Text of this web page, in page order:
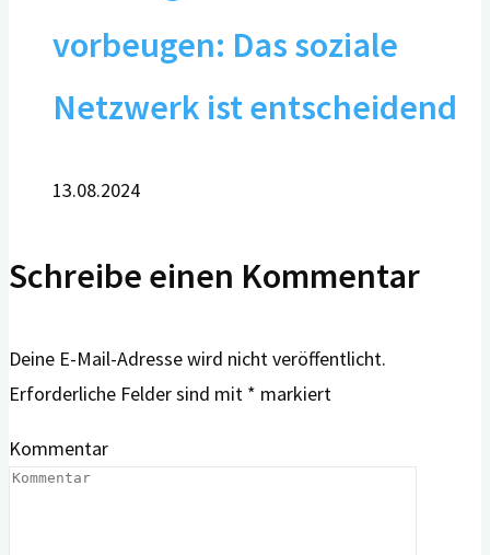
vorbeugen: Das soziale
Netzwerk ist entscheidend
13.08.2024
Schreibe einen Kommentar
Deine E-Mail-Adresse wird nicht veröffentlicht.
Erforderliche Felder sind mit * markiert
Kommentar